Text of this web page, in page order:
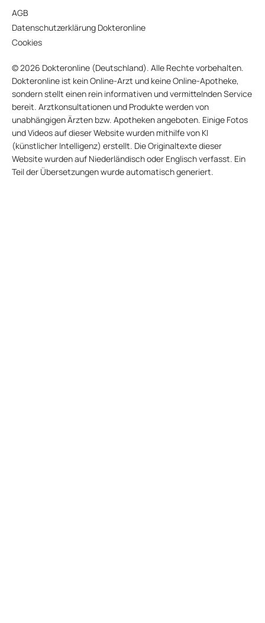
AGB
Datenschutzerklärung Dokteronline
Cookies
© 2026 Dokteronline (Deutschland). Alle Rechte vorbehalten.
Dokteronline ist kein Online-Arzt und keine Online-Apotheke,
sondern stellt einen rein informativen und vermittelnden Service
bereit. Arztkonsultationen und Produkte werden von
unabhängigen Ärzten bzw. Apotheken angeboten. Einige Fotos
und Videos auf dieser Website wurden mithilfe von KI
(künstlicher Intelligenz) erstellt. Die Originaltexte dieser
Website wurden auf Niederländisch oder Englisch verfasst. Ein
Teil der Übersetzungen wurde automatisch generiert.